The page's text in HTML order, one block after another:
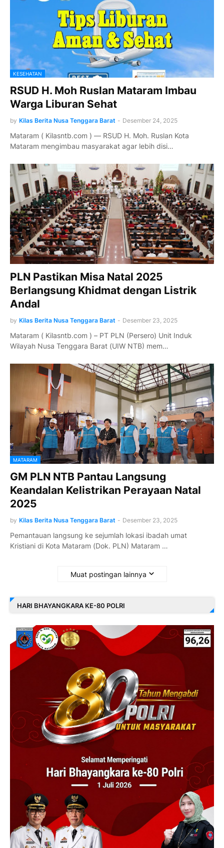
KESEHATAN
RSUD H. Moh Ruslan Mataram Imbau
Warga Liburan Sehat
by Kilas Berita Nusa Tenggara Barat - Desember 24, 2025
Mataram ( Kilasntb.com ) — RSUD H. Moh. Ruslan Kota
Mataram mengimbau masyarakat agar lebih disi…
PLN Pastikan Misa Natal 2025
Berlangsung Khidmat dengan Listrik
Andal
by Kilas Berita Nusa Tenggara Barat - Desember 23, 2025
Mataram ( Kilasntb.com ) – PT PLN (Persero) Unit Induk
Wilayah Nusa Tenggara Barat (UIW NTB) mem…
MATARAM
GM PLN NTB Pantau Langsung
Keandalan Kelistrikan Perayaan Natal
2025
by Kilas Berita Nusa Tenggara Barat - Desember 23, 2025
Pemantauan langsung ke sejumlah lokasi ibadah umat
Kristiani di Kota Mataram (Dok. PLN) Mataram …
Muat postingan lainnya
HARI BHAYANGKARA KE-80 POLRI